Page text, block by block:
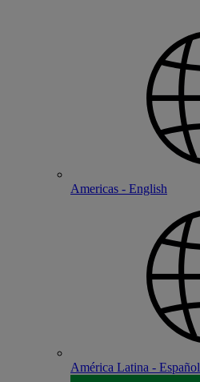
Americas - English
América Latina - Español